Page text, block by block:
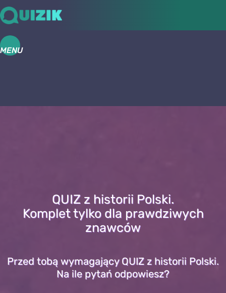
MENU
QUIZ z historii Polski.
Komplet tylko dla prawdziwych
znawców
Przed tobą wymagający QUIZ z historii Polski.
Na ile pytań odpowiesz?